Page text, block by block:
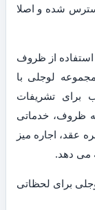
شده و اصلا
استفاده از ظروف
لوجلی با
برای تشریفات
ظروف، خدماتی
عقد، اجاره میز
می دهد.
برای لحظاتی